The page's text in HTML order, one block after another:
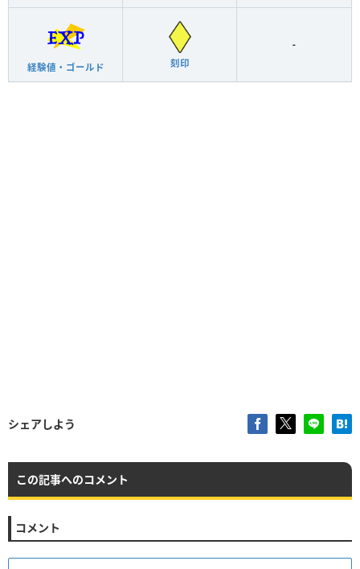
経験値・ゴールド 刻印
-
シェアしよう
この記事へのコメント
コメント